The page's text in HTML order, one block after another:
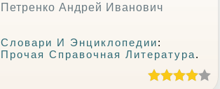
Петренко Андрей Иванович
Словари И Энциклопедии:
Прочая Справочная Литература.